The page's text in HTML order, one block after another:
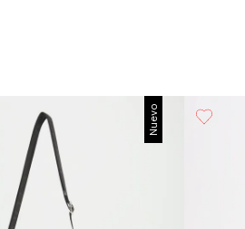
Nuevo